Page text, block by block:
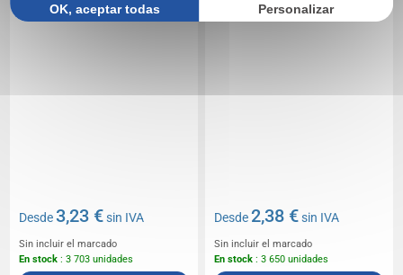
Desde3,23 €sin IVA
Sin incluir el marcado
En stock : 3 703 unidades
Desde2,38 €sin IVA
Sin incluir el marcado
En stock : 3 650 unidades
OK, aceptar todas Personalizar